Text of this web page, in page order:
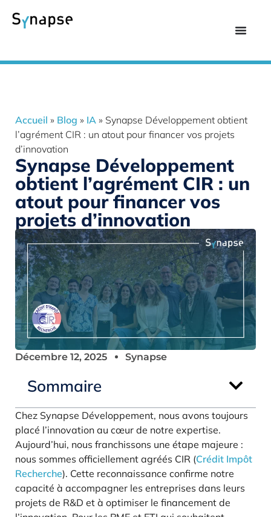
Accueil » Blog » IA » Synapse Développement obtient
l’agrément CIR : un atout pour financer vos projets
d’innovation
Synapse Développement
obtient l’agrément CIR : un
atout pour financer vos
projets d’innovation
Décembre 12, 2025 Synapse
Sommaire
Chez Synapse Développement, nous avons toujours
placé l’innovation au cœur de notre expertise.
Aujourd’hui, nous franchissons une étape majeure :
nous sommes officiellement agréés CIR (Crédit Impôt
Recherche). Cette reconnaissance confirme notre
capacité à accompagner les entreprises dans leurs
projets de R&D et à optimiser le financement de